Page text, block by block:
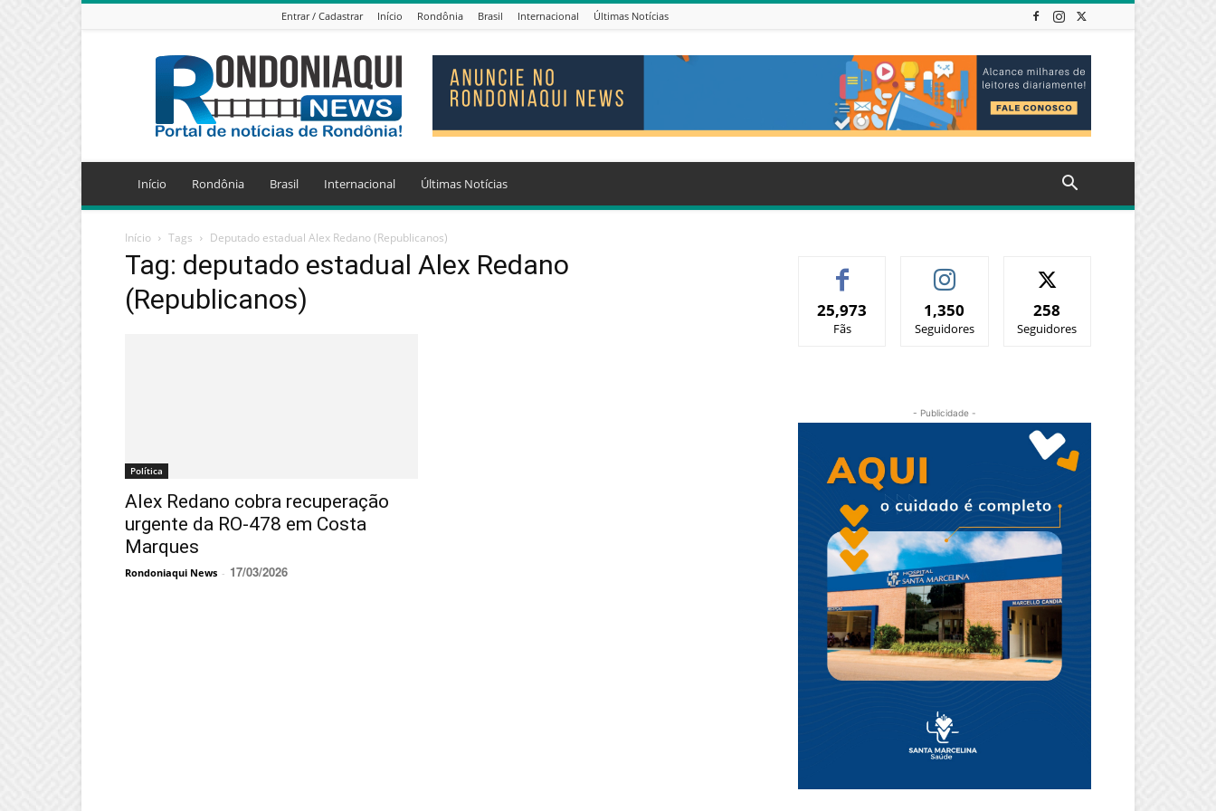
Entrar / Cadastrar Início Rondônia Brasil Internacional Últimas Notícias
Jornal
Eletrônico
Rondoniaqui
News
Início Rondônia Brasil Internacional Últimas Notícias
Início Tags Deputado estadual Alex Redano (Republicanos)
Tag: deputado estadual Alex Redano
(Republicanos)
Política
Alex Redano cobra recuperação
urgente da RO-478 em Costa
Marques
Rondoniaqui News - 17/03/2026
25,973
Fãs
1,350
Seguidores
258
Seguidores
- Publicidade -